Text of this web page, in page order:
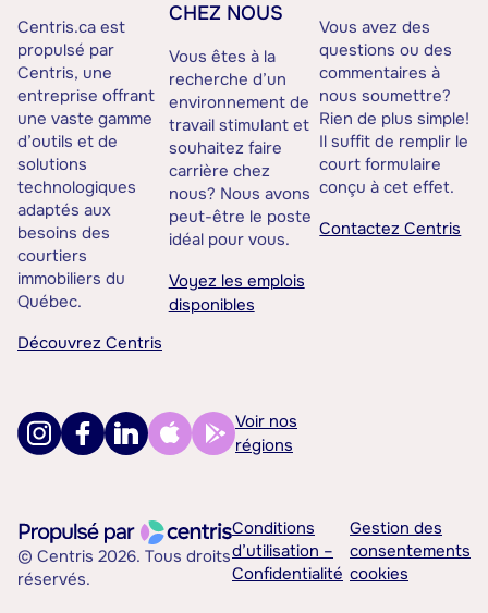
Centris.ca est
propulsé par
Centris, une
entreprise offrant
une vaste gamme
d’outils et de
solutions
technologiques
adaptés aux
besoins des
courtiers
immobiliers du
Québec.
Découvrez Centris
CHEZ NOUS
Vous êtes à la
recherche d’un
environnement de
travail stimulant et
souhaitez faire
carrière chez
nous? Nous avons
peut-être le poste
idéal pour vous.
Voyez les emplois
disponibles
Vous avez des
questions ou des
commentaires à
nous soumettre?
Rien de plus simple!
Il suffit de remplir le
court formulaire
conçu à cet effet.
Contactez Centris
Voir nos
régions
© Centris 2026. Tous droits
réservés.
Conditions
d’utilisation –
Confidentialité
Gestion des
consentements
cookies